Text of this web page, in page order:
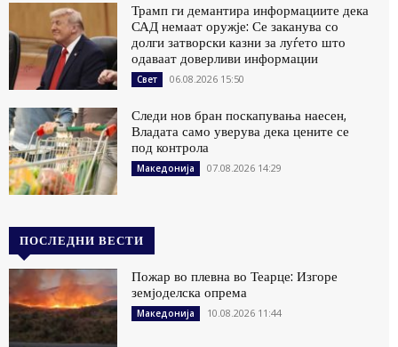
Трамп ги демантира информациите дека
САД немаат оружје: Се заканува со
долги затворски казни за луѓето што
одаваат доверливи информации
Свет 06.08.2026 15:50
Следи нов бран поскапувања наесен,
Владата само уверува дека цените се
под контрола
Македонија 07.08.2026 14:29
ПОСЛЕДНИ ВЕСТИ
Пожар во плевна во Теарце: Изгоре
земјоделска опрема
Македонија 10.08.2026 11:44